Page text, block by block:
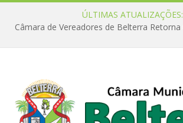
ÚLTIMAS ATUALIZAÇÕES: